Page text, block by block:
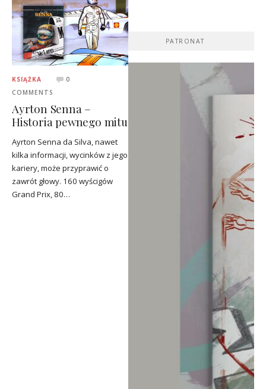
KSIĄŻKA
0
COMMENTS
Ayrton Senna –
Historia pewnego mitu
Ayrton Senna da Silva, nawet
kilka informacji, wycinków z jego
kariery, może przyprawić o
zawrót głowy. 160 wyścigów
Grand Prix, 80…
PATRONAT